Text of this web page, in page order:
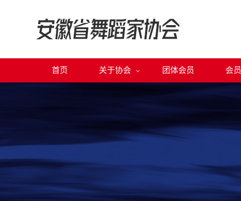
首页 关于协会  团体会员 会员